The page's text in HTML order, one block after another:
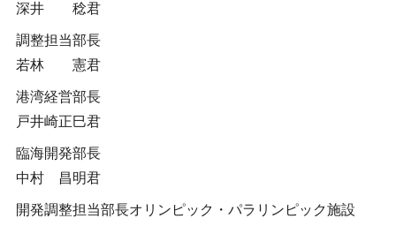
深井 稔君
調整担当部長
若林 憲君
港湾経営部長
戸井崎正巳君
臨海開発部長
中村 昌明君
開発調整担当部長オリンピック・パラリンピック施設